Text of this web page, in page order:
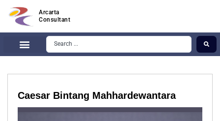
Arcarta
Consultant
Caesar Bintang Mahhardewantara